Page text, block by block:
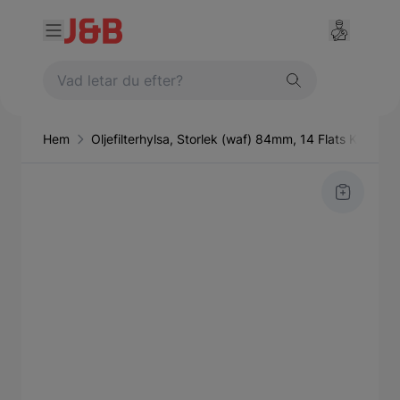
Hem Oljefilterhylsa, Storlek (waf) 84mm, 14 Flats Klann